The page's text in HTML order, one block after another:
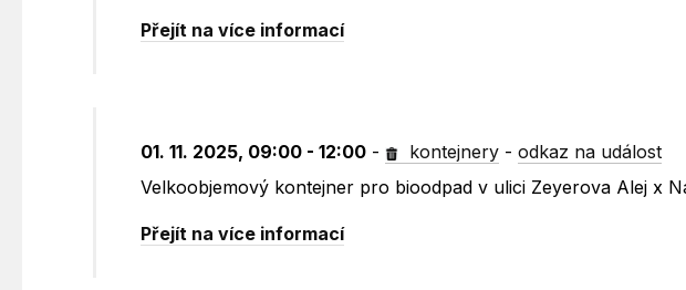
Přejít na více informací
01. 11. 2025, 09:00 - 12:00 - kontejnery -odkaz na událost
Velkoobjemový kontejner pro bioodpad v ulici Zeyerova Alej x
Přejít na více informací